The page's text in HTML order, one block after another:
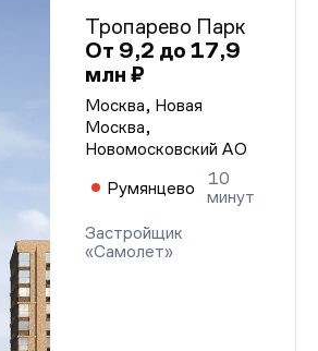
Тропарево Парк
От 9,2 до 17,9
млн ₽
Москва, Новая
Москва,
Новомосковский АО
Румянцево
10
минут
Застройщик
«Самолет»